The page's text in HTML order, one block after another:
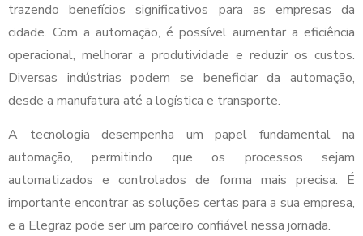
trazendo benefícios significativos para as empresas da
cidade. Com a automação, é possível aumentar a eficiência
operacional, melhorar a produtividade e reduzir os custos.
Diversas indústrias podem se beneficiar da automação,
desde a manufatura até a logística e transporte.
A tecnologia desempenha um papel fundamental na
automação, permitindo que os processos sejam
automatizados e controlados de forma mais precisa. É
importante encontrar as soluções certas para a sua empresa,
e a Elegraz pode ser um parceiro confiável nessa jornada.